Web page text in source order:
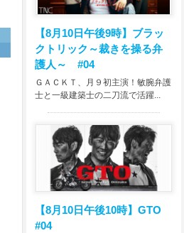
【8月10日午後9時】 ブラッ
クトリック～裁きを操る弁
護人～ #04
ＧＡＣＫＴ、月９初主演！敏腕弁護
士と一級建築士の二刀流で活躍...
【8月10日午後10時】 GTO
#04